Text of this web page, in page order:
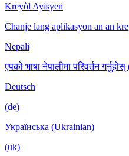
Kreyòl Ayisyen
Chanje lang aplikasyon an an
Nepali
एपको भाषा नेपालीमा परिवर्तन
Deutsch
(de)
Українська (Ukrainian)
(uk)